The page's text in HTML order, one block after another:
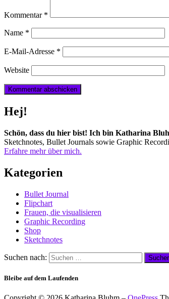
Kommentar *
Name *
E-Mail-Adresse *
Website
Hej!
Schön, dass du hier bist! Ich bin Katharina
Sketchnotes, Bullet Journals sowie Graphic
Erfahre mehr über mich.
Kategorien
Bullet Journal
Flipchart
Frauen, die visualisieren
Graphic Recording
Shop
Sketchnotes
Suchen nach:
Bleibe auf dem Laufenden